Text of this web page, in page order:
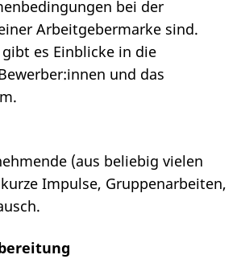
bei der
Arbeitgebermarke sind.
es Einblicke in die
und das
(aus beliebig vielen
Impulse, Gruppenarbeiten,